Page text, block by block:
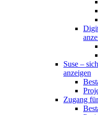
Suse –
anzeigen
Zugang